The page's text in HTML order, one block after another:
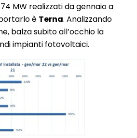
MW realizzati da gennaio a
è Terna. Analizzando
balza subito all’occhio la
impianti fotovoltaici.